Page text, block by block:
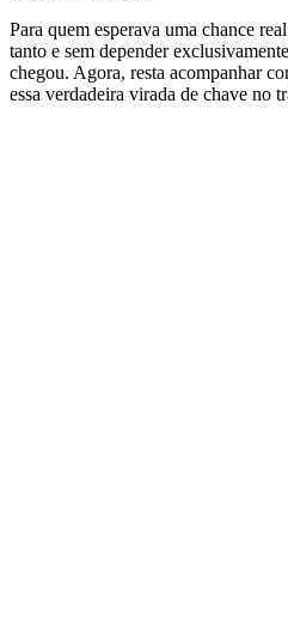
Para quem esperava uma chance
tanto e sem depender
chegou. Agora, resta acompanhar
essa verdadeira virada de chave no